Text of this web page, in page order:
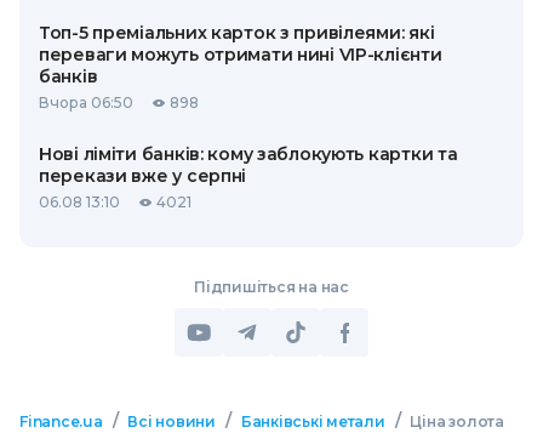
Топ-5 преміальних карток з привілеями: які
переваги можуть отримати нині VIP-клієнти
банків
Вчора 06:50 898
Нові ліміти банків: кому заблокують картки та
перекази вже у серпні
06.08 13:10 4021
Підпишіться на нас
Finance.ua / Всі новини / Банківські метали / Ціна золота